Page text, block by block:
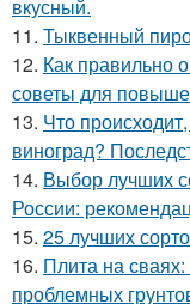
вкусный.
11. Тыквенный
12. Как правильно
советы для
13. Что
виноград?
14. Выбор лучших
России:
15. 25 лучших
16. Плита на
проблемных